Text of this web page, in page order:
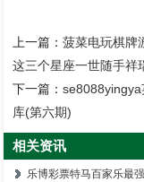
上一篇：菠菜电玩棋牌
这三个星座一世随手祥
下一篇：
库(第六期)
相关资讯
乐博彩票特马百家乐最